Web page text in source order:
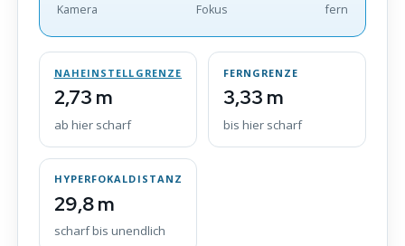
Kamera Fokus fern
NAHEINSTELLGRENZE
2,73 m
ab hier scharf
FERNGRENZE
3,33 m
bis hier scharf
HYPERFOKALDISTANZ
29,8 m
scharf bis unendlich